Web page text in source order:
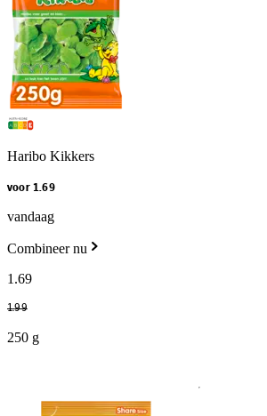
Haribo Kikkers
voor 1.69
vandaag
Combineer nu
1 .69
1.99
250 g